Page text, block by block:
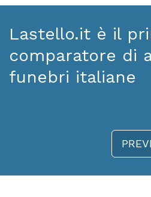
Lastello.it è il
comparatore di
funebri italiane